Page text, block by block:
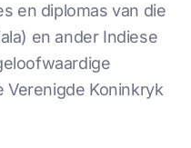
en diplomas van die
en ander Indiese
Verenigde Koninkryk